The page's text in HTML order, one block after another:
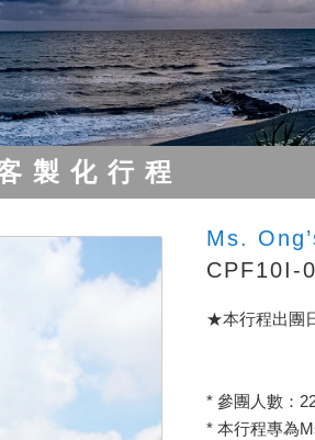
製化行程
Ms.
CPF10I-
★本行程出團
* 參團人數：
* 本行程專為